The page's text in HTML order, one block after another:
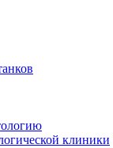
клиники